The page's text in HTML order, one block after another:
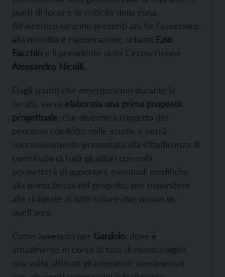
punti di forza e le criticità della zona.
All’incontro saranno presenti anche l’assessore
alla mobilità e rigenerazione urbana Ezio
Facchin e il presidente della Circoscrizione
Alessandro Nicolli.
Dagli spunti che emergeranno durante la
serata, verrà elaborata una prima proposta
progettuale , che diventerà l’oggetto del
percorso condotto nelle scuole e verrà
successivamente presentata alla cittadinanza. Il
contributo di tutti gli attori coinvolti
permetterà di apportare eventuali modifiche
alla prima bozza del progetto, per rispondere
alle richieste di tutti coloro che vivono in
quell’area.
Come avvenuto per Gardolo , dove è
attualmente in corso la fase di monitoraggio,
una volta ultimati gli interventi sperimentali